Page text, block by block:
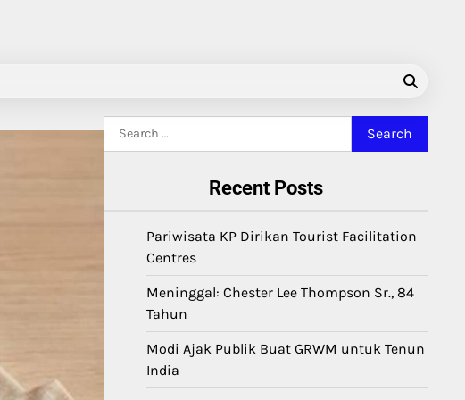
Recent Posts
Pariwisata KP Dirikan Tourist Facilitation
Centres
Meninggal: Chester Lee Thompson Sr., 84
Tahun
Modi Ajak Publik Buat GRWM untuk Tenun
India